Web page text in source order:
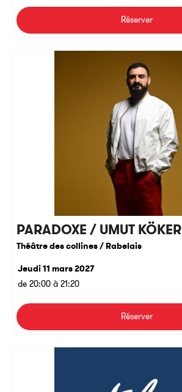
Réserver
PARADOXE / UMUT KÖKER
Théâtre des collines / Rabelais
Jeudi 11 mars 2027
de 20:00 à 21:20
Réserver